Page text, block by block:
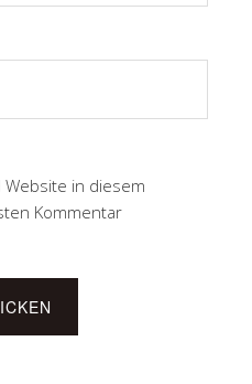
Website in diesem
Kommentar